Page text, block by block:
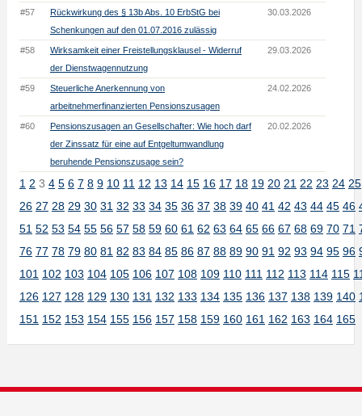
#57
Rückwirkung des § 13b Abs. 10 ErbStG bei
Schenkungen auf den 01.07.2016 zulässig
30.03.2026
#58
Wirksamkeit einer Freistellungsklausel - Widerruf
der Dienstwagennutzung
29.03.2026
#59
Steuerliche Anerkennung von
arbeitnehmerfinanzierten Pensionszusagen
24.02.2026
#60
Pensionszusagen an Gesellschafter: Wie hoch darf
der Zinssatz für eine auf Entgeltumwandlung
beruhende Pensionszusage sein?
20.02.2026
1 2 3 4 5 6 7 8 9 10 11 12 13 14 15 16 17 18 19 20 21 22 23 24 25
26 27 28 29 30 31 32 33 34 35 36 37 38 39 40 41 42 43 44 45 46
51 52 53 54 55 56 57 58 59 60 61 62 63 64 65 66 67 68 69 70 71
76 77 78 79 80 81 82 83 84 85 86 87 88 89 90 91 92 93 94 95 96
101 102 103 104 105 106 107 108 109 110 111 112 113 114 115
126 127 128 129 130 131 132 133 134 135 136 137 138 139 140
151 152 153 154 155 156 157 158 159 160 161 162 163 164 165